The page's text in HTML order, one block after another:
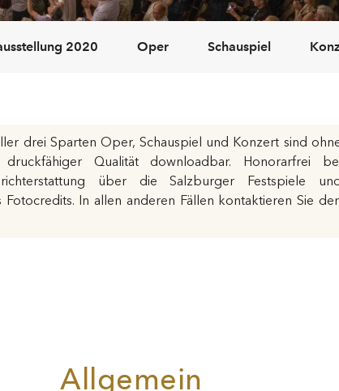
2020 Oper Schauspiel
drei Sparten Oper, Schauspiel und Konzert sind
Qualität downloadbar. Honorarfrei
über die Salzburger Festspiele und
Fotocredits. In allen anderen Fällen kontaktieren Sie
Allgemein